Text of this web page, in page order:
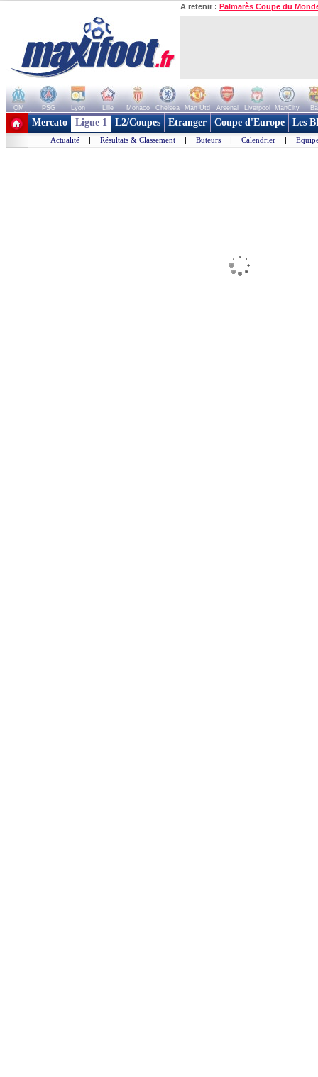
A retenir : Palmarès Coupe du
OM PSG Lyon Lille Monaco Chelsea Man Utd Arsenal Liverpool ManCity
+ de clubs
Mercato Ligue 1 L2/Coupes Etranger Coupe d'Europe Les
Actualité | Résultats & Classement | Buteurs | Calendrier |